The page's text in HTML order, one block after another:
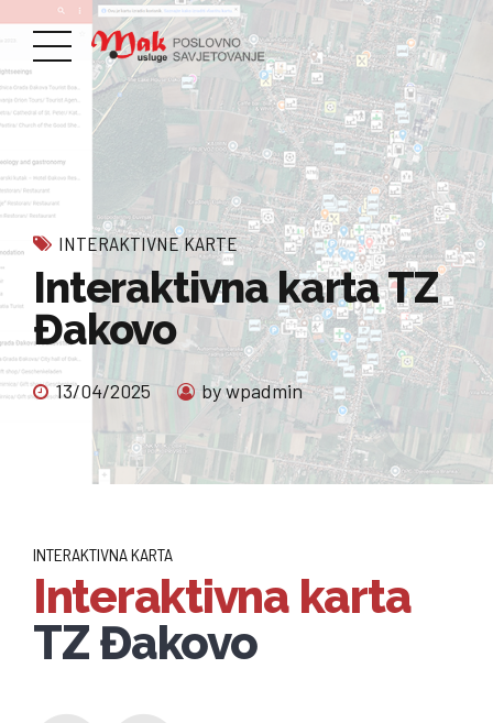
INTERAKTIVNE KARTE
Interaktivna karta TZ
Đakovo
13/04/2025 by wpadmin
INTERAKTIVNA KARTA
Interaktivna karta
TZ Đakovo